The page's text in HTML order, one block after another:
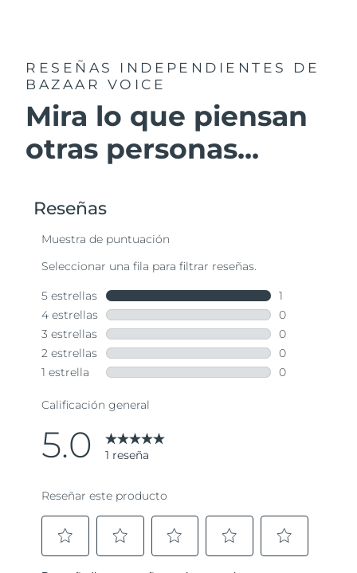
RESEÑAS INDEPENDIENTES
DE
BAZAAR VOICE
Mira lo que piensan
otras personas...